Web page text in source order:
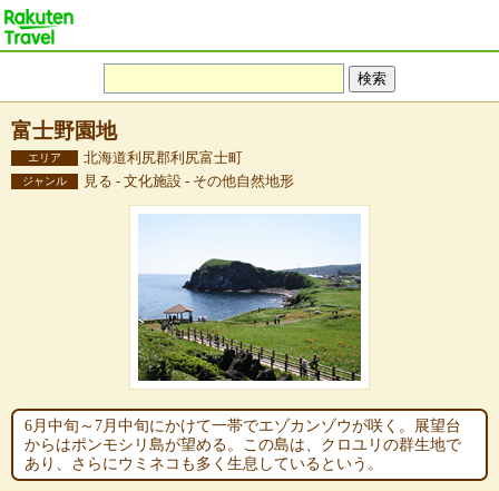
富士野園地
エリア 北海道利尻郡利尻富士町
ジャンル 見る - 文化施設 - その他自然地形
6月中旬～7月中旬にかけて一帯でエゾカンゾウが咲く。展望台
からはポンモシリ島が望める。この島は、クロユリの群生地で
あり、さらにウミネコも多く生息しているという。